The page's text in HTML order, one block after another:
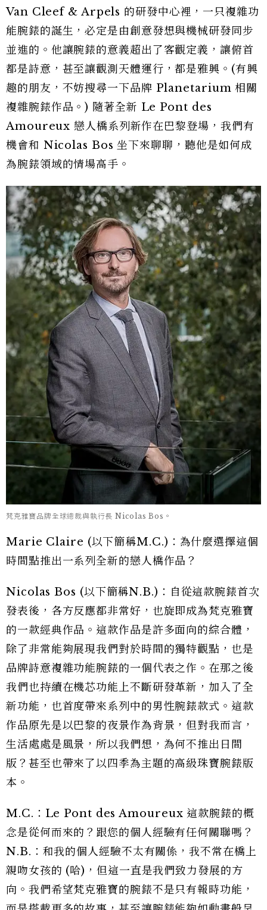
Van Cleef & Arpels 的研發中心裡，一只複雜功
能腕錶的誕生，必定是由創意發想與機械研發同步
並進的。他讓腕錶的意義超出了客觀定義，讓俯首
都是詩意，甚至讓觀測天體運行，都是雅興。(有興
趣的朋友，不妨搜尋一下品牌 Planetarium 相關
複雜腕錶作品。) 隨著全新 Le Pont des
Amoureux 戀人橋系列新作在巴黎登場，我們有
機會和 Nicolas Bos 坐下來聊聊，聽他是如何成
為腕錶領域的情場高手。
梵克雅寶品牌全球總裁與執行長 Nicolas Bos。
Marie Claire (以下簡稱M.C.)：為什麼選擇這個
時間點推出一系列全新的戀人橋作品？
Nicolas Bos (以下簡稱N.B.)：自從這款腕錶首次
發表後，各方反應都非常好，也旋即成為梵克雅寶
的一款經典作品。這款作品是許多面向的綜合體，
除了非常能夠展現我們對於時間的獨特觀點，也是
品牌詩意複雜功能腕錶的一個代表之作。在那之後
我們也持續在機芯功能上不斷研發革新，加入了全
新功能，也首度帶來系列中的男性腕錶款式。這款
作品原先是以巴黎的夜景作為背景，但對我而言，
生活處處是風景，所以我們想，為何不推出日間
版？甚至也帶來了以四季為主題的高級珠寶腕錶版
本。
M.C.：Le Pont des Amoureux 這款腕錶的概
念是從何而來的？跟您的個人經驗有任何關聯嗎？
N.B.：和我的個人經驗不太有關係，我不常在橋上
親吻女孩的 (哈)，但這一直是我們致力發展的方
向。我們希望梵克雅寶的腕錶不是只有報時功能，